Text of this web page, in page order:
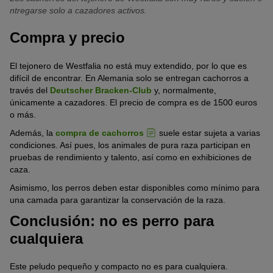
Dada la reducida base de cría, el tejonero de Westfalia es una de
35 cachorros de media al año.
subsistencia de la raza, los perros se cruzan con drevers. Esta
raza sueca surgió justamente del tejonero de Westfalia.
ntregarse solo a cazadores activos.
Compra y precio
El tejonero de Westfalia no está muy extendido, por lo que es
difícil de encontrar. En Alemania solo se entregan cachorros a
través del Deutscher Bracken-Club y, normalmente,
únicamente a cazadores. El precio de compra es de 1500 euros
o más.
Además, la compra de cachorros
suele estar sujeta a varias
condiciones. Así pues, los animales de pura raza participan en
pruebas de rendimiento y talento, así como en exhibiciones de
caza.
Asimismo, los perros deben estar disponibles como mínimo para
una camada para garantizar la conservación de la raza.
Conclusión: no es perro para
cualquiera
Este peludo pequeño y compacto no es para cualquiera.